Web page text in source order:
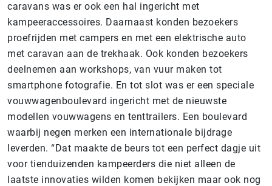
caravans was er ook een hal ingericht met
kampeeraccessoires. Daarnaast konden bezoekers
proefrijden met campers en met een elektrische auto
met caravan aan de trekhaak. Ook konden bezoekers
deelnemen aan workshops, van vuur maken tot
smartphone fotografie. En tot slot was er een speciale
vouwwagenboulevard ingericht met de nieuwste
modellen vouwwagens en tenttrailers. Een boulevard
waarbij negen merken een internationale bijdrage
leverden. “Dat maakte de beurs tot een perfect dagje uit
voor tienduizenden kampeerders die niet alleen de
laatste innovaties wilden komen bekijken maar ook nog